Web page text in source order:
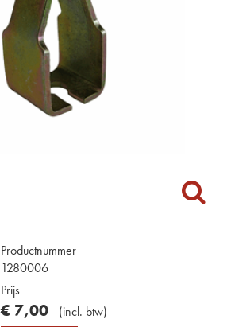
Productnummer
1280006
Prijs
€ 7,00 (incl. btw)